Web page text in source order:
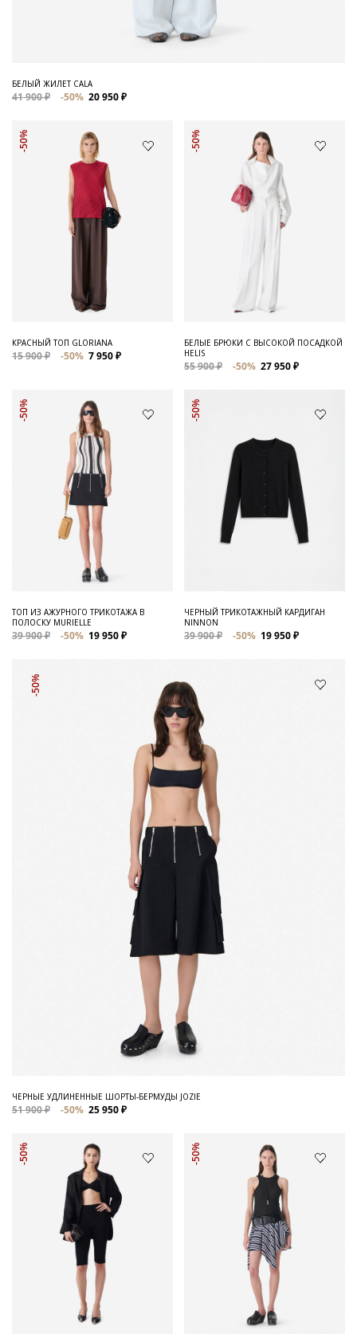
БЕЛЫЙ ЖИЛЕТ CALA
41 900 ₽ -50% 20 950 ₽
-50%
КРАСНЫЙ ТОП GLORIANA
15 900 ₽ -50% 7 950 ₽
-50%
БЕЛЫЕ БРЮКИ С ВЫСОКОЙ ПОСАДКОЙ
HELIS
55 900 ₽ -50% 27 950 ₽
-50%
ТОП ИЗ АЖУРНОГО ТРИКОТАЖА В
ПОЛОСКУ MURIELLE
39 900 ₽ -50% 19 950 ₽
-50%
ЧЕРНЫЙ ТРИКОТАЖНЫЙ КАРДИГАН
NINNON
39 900 ₽ -50% 19 950 ₽
-50%
ЧЕРНЫЕ УДЛИНЕННЫЕ ШОРТЫ-БЕРМУДЫ JOZIE
51 900 ₽ -50% 25 950 ₽
-50% -50%